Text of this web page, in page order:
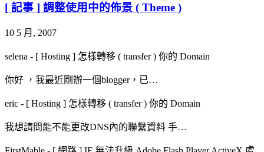
[ 記事 ] 調整使用中的佈景 ( Theme )
10 5 月, 2007
selena - [ Hosting ] 怎樣轉移 ( transfer ) 你的 Domain
你好 ，我最近剛辦一個blogger，已…
eric - [ Hosting ] 怎樣轉移 ( transfer ) 你的 Domain
我想請問能不能更改DNS內的聯繫資料 手…